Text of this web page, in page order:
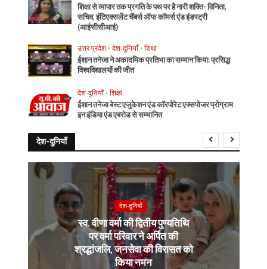
शिक्षा से व्यापार तक प्रगति के पथ पर है नारी शक्ति- विनिता,
सचिव, इंटिएक्सलेंट चैंबर्स ऑफ कॉमर्स एंड इंडस्ट्री
(आईसीसीआई)
उत्तर प्रदेश • देश-दुनियाँ • शिक्षा
ईशान तनेजा ने अकादमिक प्रतिभा का सम्मान किया: प्रसिद्ध
विश्वविद्यालयों की जीत
देश-दुनियाँ • शिक्षा
ईशान तनेजा बेस्ट एजुकेशन एंड कॉरपोरेट एक्सपोजर प्रोग्राम
इन इंडिया एंड एबरोड से सम्मानित
देश-दुनियाँ
देश-दुनियाँ
स्व. वीणा वर्मा की द्वितीय पुण्यतिथि
पर वर्मा परिवार ने अर्पित की
श्रद्धांजलि, जनसेवा की विरासत को
किया नमन